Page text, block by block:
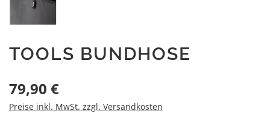
TOOLS BUNDHOSE
Regulärer Preis:
79,90 €
Preise inkl. MwSt. zzgl. Versandkosten